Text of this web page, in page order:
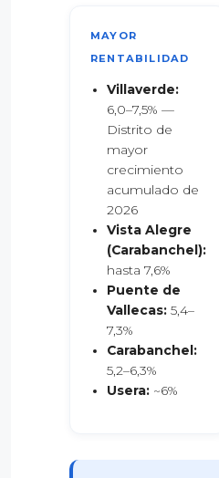
MAYOR
RENTABILIDAD
Villaverde:
6,0–7,5% —
Distrito de
mayor
crecimiento
acumulado de
2026
Vista Alegre
(Carabanchel):
hasta 7,6%
Puente de
Vallecas: 5,4–
7,3%
Carabanchel:
5,2–6,3%
Usera: ~6%